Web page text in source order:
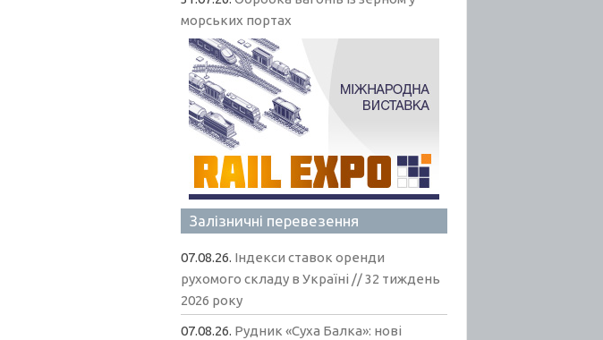
морських портах
Залізничні перевезення
07.08.26. Індекси ставок оренди
рухомого складу в Україні // 32 тиждень
2026 року
07.08.26. Рудник «Суха Балка»: нові